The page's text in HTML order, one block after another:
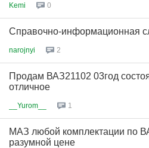
Kemi 0
Справочно-информационная
narojnyi 2
Продам ВАЗ21102 03год
отличное
__Yurom__ 1
МАЗ любой комплектации по
разумной цене